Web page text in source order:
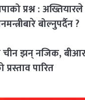
प्रश्न :
बोल्नुपर्दैन ?
चीन झन् नजिक,
पारित